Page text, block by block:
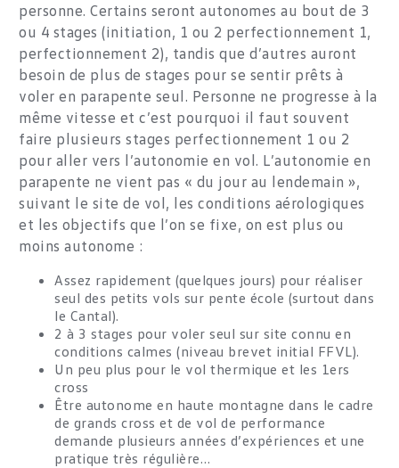
personne. Certains seront autonomes au bout de 3
ou 4 stages (initiation, 1 ou 2 perfectionnement 1,
perfectionnement 2), tandis que d’autres auront
besoin de plus de stages pour se sentir prêts à
voler en parapente seul. Personne ne progresse à la
même vitesse et c’est pourquoi il faut souvent
faire plusieurs stages perfectionnement 1 ou 2
pour aller vers l’autonomie en vol. L’autonomie en
parapente ne vient pas « du jour au lendemain »,
suivant le site de vol, les conditions aérologiques
et les objectifs que l’on se fixe, on est plus ou
moins autonome :
Assez rapidement (quelques jours) pour réaliser
seul des petits vols sur pente école (surtout dans
le Cantal).
2 à 3 stages pour voler seul sur site connu en
conditions calmes (niveau brevet initial FFVL).
Un peu plus pour le vol thermique et les 1ers
cross
Être autonome en haute montagne dans le cadre
de grands cross et de vol de performance
demande plusieurs années d’expériences et une
pratique très régulière…